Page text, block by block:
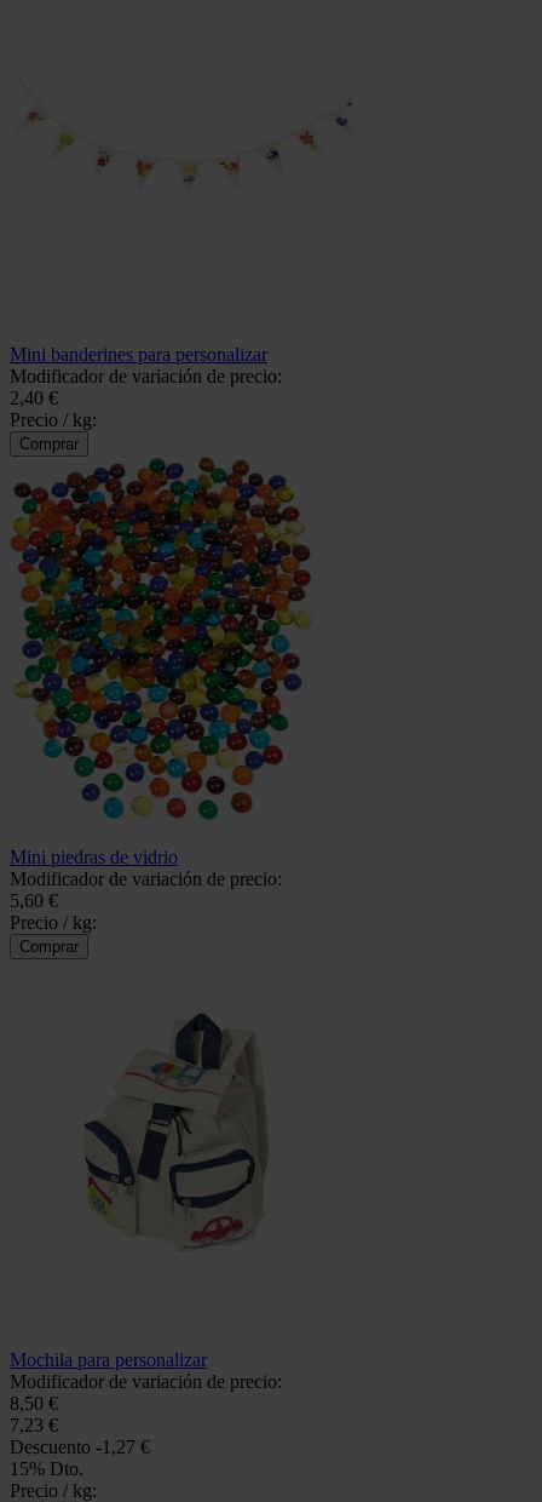
Mini banderines para personalizar
Modificador de variación de precio:
2,40 €
Precio / kg:
Mini piedras de vidrio
Modificador de variación de precio:
5,60 €
Precio / kg:
Mochila para personalizar
Modificador de variación de precio:
8,50 €
7,23 €
Descuento -1,27 €
15% Dto.
Precio / kg: